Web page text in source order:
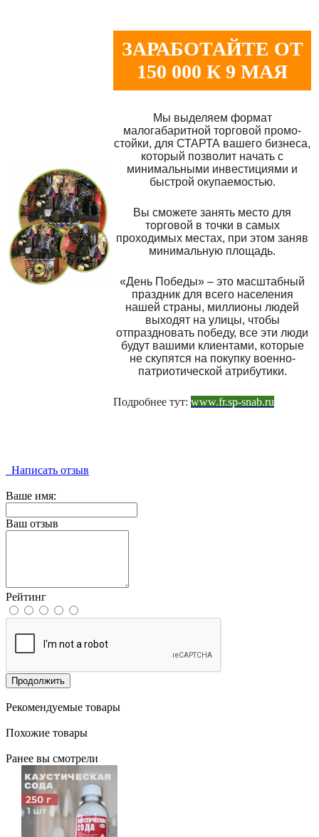
ЗАРАБОТАЙТЕ ОТ
150 000 К 9 МАЯ
Мы выделяем формат
малогабаритной торговой промо-
стойки, для СТАРТА вашего бизнеса,
который позволит начать с
минимальными инвестициями и
быстрой окупаемостью.
Вы сможете занять место для
торговой в точки в самых
проходимых местах, при этом заняв
минимальную площадь.
«День Победы» – это масштабный
праздник для всего населения
нашей страны, миллионы людей
выходят на улицы, чтобы
отпраздновать победу, все эти люди
будут вашими клиентами, которые
не скупятся на покупку военно-
патриотической атрибутики.
Подробнее тут: www.fr.sp-snab.ru
Написать отзыв
Ваше имя:
Ваш отзыв
Рейтинг
Продолжить
Рекомендуемые товары
Похожие товары
Ранее вы смотрели